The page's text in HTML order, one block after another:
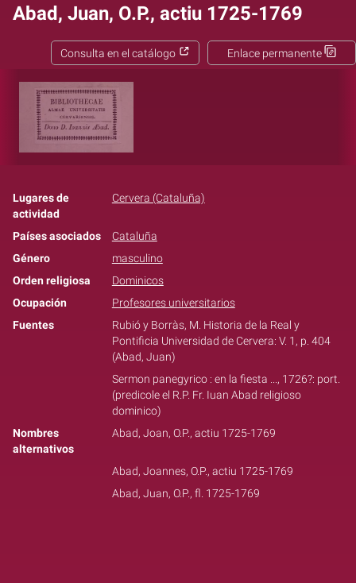
Abad, Juan, O.P., actiu 1725-1769
Enlace permanente
Consulta en el catálogo
Lugares de
actividad
Cervera (Cataluña)
Países asociados
Cataluña
Género
masculino
Orden religiosa
Dominicos
Ocupación
Profesores universitarios
Fuentes
Rubió y Borràs, M. Historia de la Real y
Pontificia Universidad de Cervera: V. 1, p. 404
(Abad, Juan)
Sermon panegyrico : en la fiesta ..., 1726?: port.
(predicole el R.P. Fr. Iuan Abad religioso
dominico)
Nombres
alternativos
Abad, Joan, O.P., actiu 1725-1769
Abad, Joannes, O.P., actiu 1725-1769
Abad, Juan, O.P., fl. 1725-1769